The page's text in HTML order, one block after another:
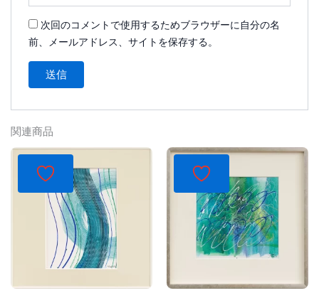
次回のコメントで使用するためブラウザーに自分の名
前、メールアドレス、サイトを保存する。
関連商品